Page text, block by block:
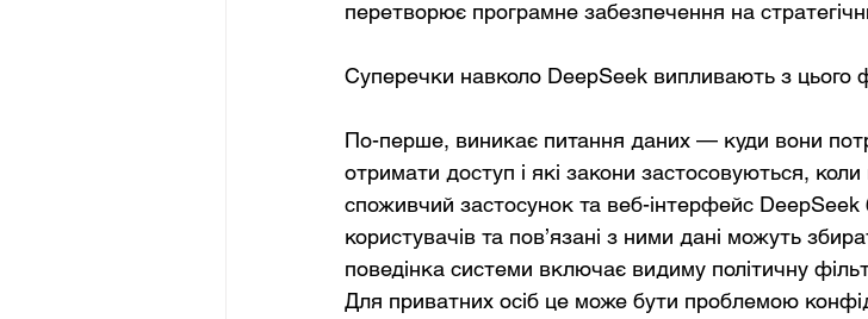
перетворює програмне забезпечення на
Суперечки навколо DeepSeek випливають з цього
По-перше, виникає питання даних — куди вони
отримати доступ і які закони застосовуються,
споживчий застосунок та веб-інтерфейс
користувачів та пов’язані з ними дані можуть
поведінка системи включає видиму політичну
Для приватних осіб це може бути проблемою